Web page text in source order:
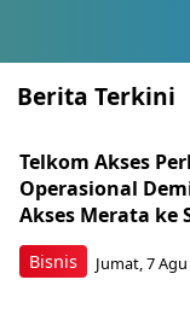
Berita Terkini
Bisnis
Telkom Akses
Operasional
Akses Merata ke
Jumat, 7